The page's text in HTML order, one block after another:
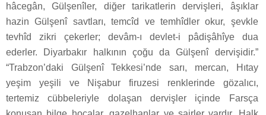
hâcegân, Gülşenîler, diğer tarikatlerin dervişleri, âşıklar
hazin Gülşenî savtları, temcîd ve temhîdler okur, şevkle
tevhîd zikri çekerler; devâm‑ı devlet‑i pâdişâhîye dua
ederler. Diyarbakır halkının çoğu da Gülşenî dervişidir.”
“Trabzon’daki Gülşenî Tekkesi’nde sarı, mercan, Hıtay
yeşim yeşili ve Nişabur firuzesi renklerinde gözalıcı,
tertemiz cübbeleriyle dolaşan dervişler içinde Farsça